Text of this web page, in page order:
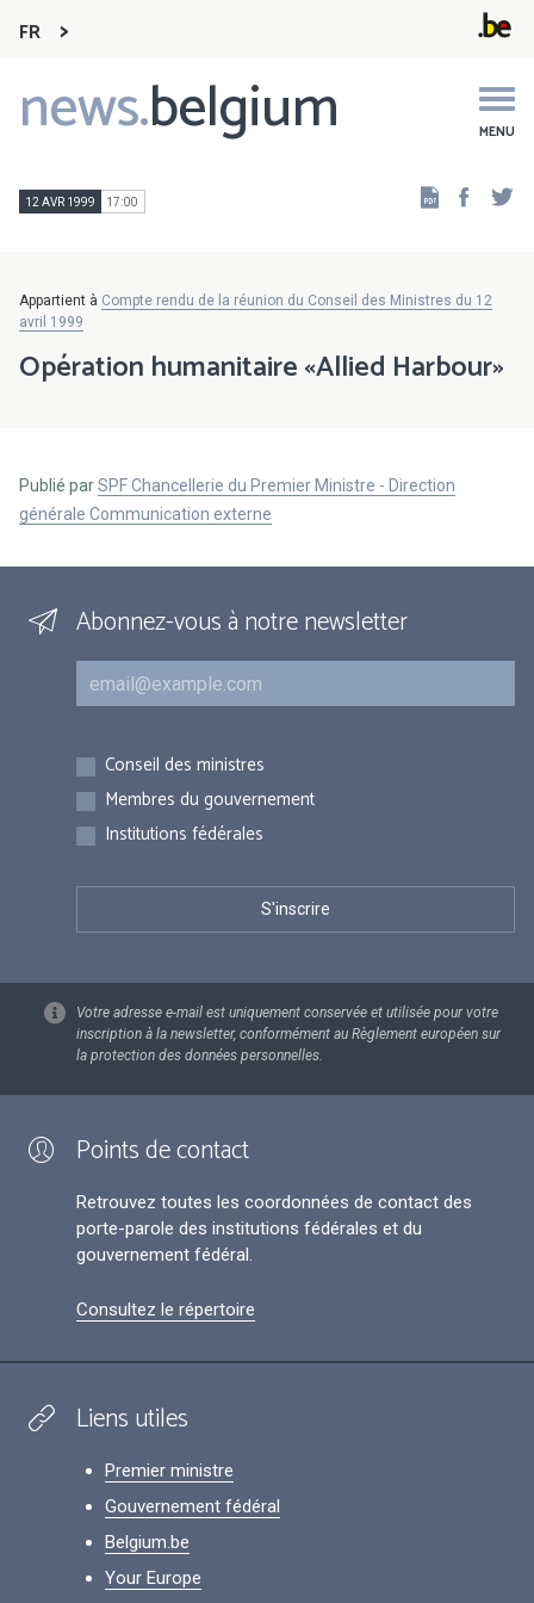
FR
news.belgium MENU
Main
navigation
12 AVR 1999 17:00
Appartient à Compte rendu de la réunion du Conseil des Ministres du 12
avril 1999
Opération humanitaire «Allied Harbour»
Publié parSPF Chancellerie du Premier Ministre - Direction
générale Communication externe
Abonnez-vous à notre newsletter
Courriel
Inscriptions
Conseil des ministres
Membres du gouvernement
Institutions fédérales
Votre adresse e-mail est uniquement conservée et utilisée pour votre
inscription à la newsletter, conformément au Règlement européen sur
la protection des données personnelles.
Points de contact
Retrouvez toutes les coordonnées de contact des
porte-parole des institutions fédérales et du
gouvernement fédéral.
Consultez le répertoire
Liens utiles
Premier ministre
Gouvernement fédéral
Belgium.be
Your Europe